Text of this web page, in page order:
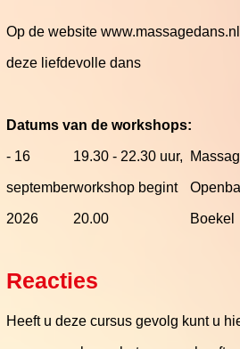
Op de website
deze liefdevolle dans
Datums van de workshops:
- 16
september
2026
19.30 - 22.30 uur,
workshop begint
20.00
Reacties
Heeft u deze cursus gevolg kunt u